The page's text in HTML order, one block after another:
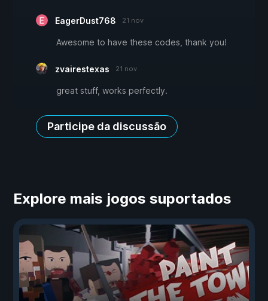
EagerDust768 21 nov
Awesome to have these codes, thank you!
zvairestexas 21 nov
great stuff, works perfectly.
Participe da discussão
Explore mais jogos suportados